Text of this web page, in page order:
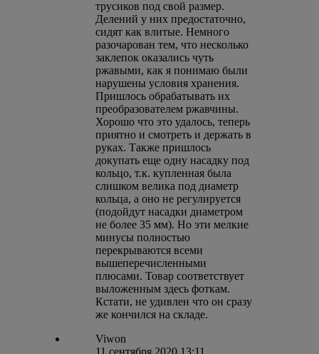
трусиков под свой размер.
Делений у них предостаточно,
сидят как влитые. Немного
разочарован тем, что несколько
заклепок оказались чуть
ржавыми, как я понимаю были
нарушены условия хранения.
Пришлось обрабатывать их
преобразователем ржавчины.
Хорошо что это удалось, теперь
приятно и смотреть и держать в
руках. Также пришлось
докупать еще одну насадку под
кольцо, т.к. купленная была
слишком велика под диаметр
кольца, а оно не регулируется
(подойдут насадки диаметром
не более 35 мм). Но эти мелкие
минусы полностью
перекрываются всеми
вышеперечисленными
плюсами. Товар соответствует
выложенным здесь фоткам.
Кстати, не удивлен что он сразу
же кончился на складе.
Viwon
11 сентября 2020 13:11